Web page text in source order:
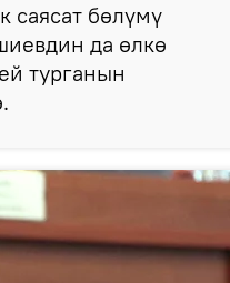
саясат бөлүмү
да өлкө
турганын